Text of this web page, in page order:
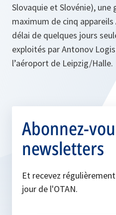
Slovaquie et Slovénie), une
maximum de cinq
délai de quelques jours
exploités par Antonov
l’aéroport de Leipzig/Halle.
Abonnez-
newsletters
Et recevez
jour de l'OTAN.